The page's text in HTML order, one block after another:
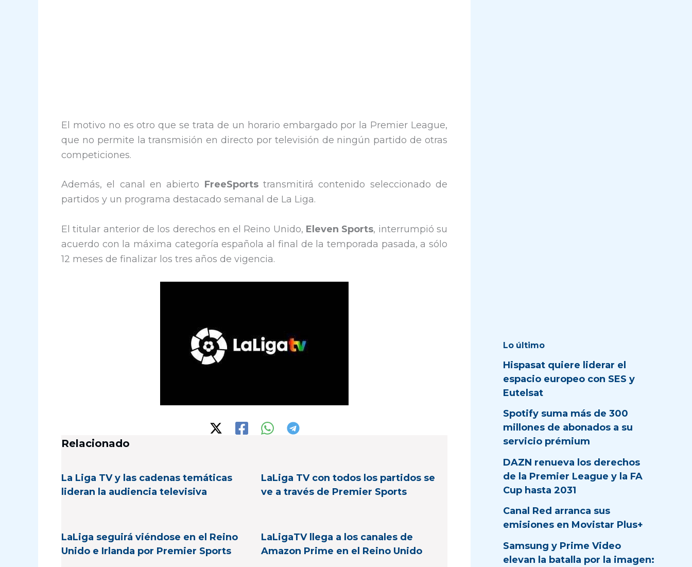
El motivo no es otro que se trata de un horario embargado por la Premier League,
que no permite la transmisión en directo por televisión de ningún partido de otras
competiciones.
Además, el canal en abierto FreeSportstransmitirá contenido seleccionado de
partidos y un programa destacado semanal de La Liga.
El titular anterior de los derechos en el Reino Unido, Eleven Sports, interrumpió su
acuerdo con la máxima categoría española al final de la temporada pasada, a sólo
12 meses de finalizar los tres años de vigencia.
Relacionado
La Liga TV y las cadenas temáticas
lideran la audiencia televisiva
LaLiga TV con todos los partidos se
ve a través de Premier Sports
LaLiga seguirá viéndose en el Reino
Unido e Irlanda por Premier Sports
LaLigaTV llega a los canales de
Amazon Prime en el Reino Unido
Lo último
Hispasat quiere liderar el
espacio europeo con SES y
Eutelsat
Spotify suma más de 300
millones de abonados a su
servicio prémium
DAZN renueva los derechos
de la Premier League y la FA
Cup hasta 2031
Canal Red arranca sus
emisiones en Movistar Plus+
Samsung y Prime Video
elevan la batalla por la imagen: